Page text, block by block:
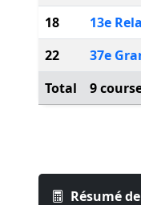
18
13e
22 37e
Total
9
Résumé